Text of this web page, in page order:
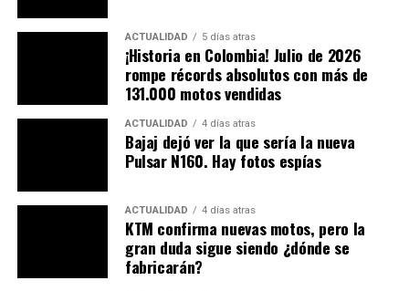
Todo ha sido una constante evolución, remontémonos a
1992 donde KTM contaba con 160 empleados y con
capacidad de producir 6.000 motocicletas al año, a tener
la cabidad de fabricar 1.000 de estas diarias. Pues no
todo es bueno, hoy, a cierre de 2024, salió a la luz
pública la crisis mundial que abarca la marca.
La compañía se vio obligada a hacer cambios antes de
declararse en bancarrota, es por eso que iniciarán un
proceso de reestructuración. Eso implica el aumento de
despidos, reducir el volúmen de producción y muchas
más. KTM presentará una solicitud formal este 29 de
ACTUALIDAD 5 días atras
¡Historia en Colombia! Julio de 2026
rompe récords absolutos con más de
131.000 motos vendidas
ACTUALIDAD 4 días atras
Bajaj dejó ver la que sería la nueva
Pulsar N160. Hay fotos espías
ACTUALIDAD 4 días atras
KTM confirma nuevas motos, pero la
gran duda sigue siendo ¿dónde se
fabricarán?